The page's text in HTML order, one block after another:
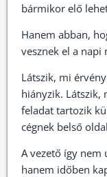
bármikor elő
Hanem abban,
vesznek el a napi
Látszik, mi
hiányzik. Látszik,
feladat tartozik
cégnek belső
A vezető így nem
hanem időben